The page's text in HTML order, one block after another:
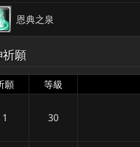
恩典之泉
願
願 等級
1 30